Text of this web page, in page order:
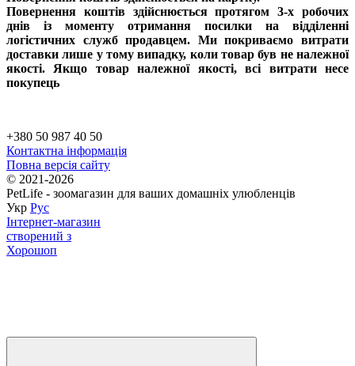
Повернення коштів здійснюється протягом 3-х робочих
днів із моменту отримання посилки на відділенні
логістичних служб продавцем. Ми покриваємо витрати
доставки лише у тому випадку, коли товар був не належної
якості. Якщо товар належної якості, всі витрати несе
покупець
+380 50 987 40 50
Контактна інформація
Повна версія сайту
© 2021-2026
PetLife - зоомагазин для ваших домашніх улюбленців
Укр Рус
Інтернет-магазин
створений з
Хорошоп